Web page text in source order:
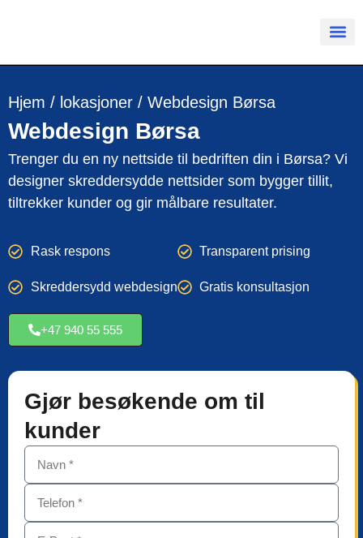
Hjem / lokasjoner / Webdesign Børsa
Webdesign Børsa
Trenger du en ny nettside til bedriften din i Børsa? Vi
designer skreddersydde nettsider som bygger tillit,
tiltrekker kunder og gir målbare resultater.
Rask respons
Skreddersydd webdesign
Transparent prising
Gratis konsultasjon
+47 940 55 555
Gjør besøkende om til
kunder